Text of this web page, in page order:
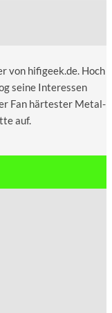
von hifigeek.de. Hoch
seine Interessen
Fan härtester Metal-
auf.